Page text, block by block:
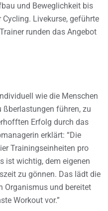
und Beweglichkeit bis
Livekurse, geführte
runden das Angebot
wie die Menschen
führen, zu
Erfolg durch das
erklärt: “Die
Trainingseinheiten pro
ist wichtig, dem eigenen
zu gönnen. Das lädt die
Organismus und bereitet
Workout vor.”